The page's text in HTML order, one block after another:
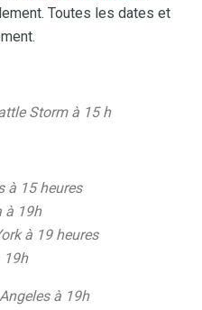
Toutes les dates et
Storm à 15 h
à 15 heures
à 19h
à 19 heures
19h
à 19h